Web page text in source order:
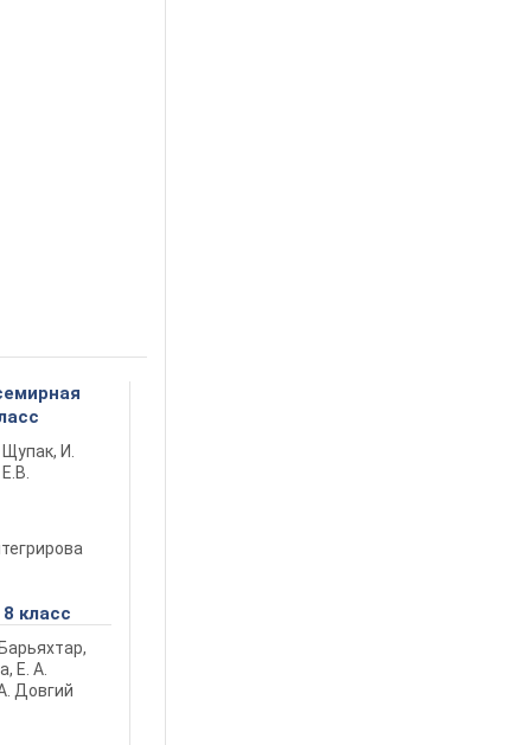
Щупак, И.
класс
Барьяхтар,
Е. А.
Довгий